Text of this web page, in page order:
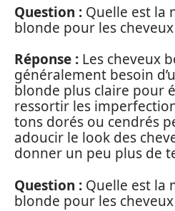
Question : Quelle est la
blonde pour les
Réponse : Les cheveux
généralement besoin
blonde plus claire pour
ressortir les
tons dorés ou cendrés
adoucir le look des
donner un peu plus de
Question : Quelle est la
blonde pour les